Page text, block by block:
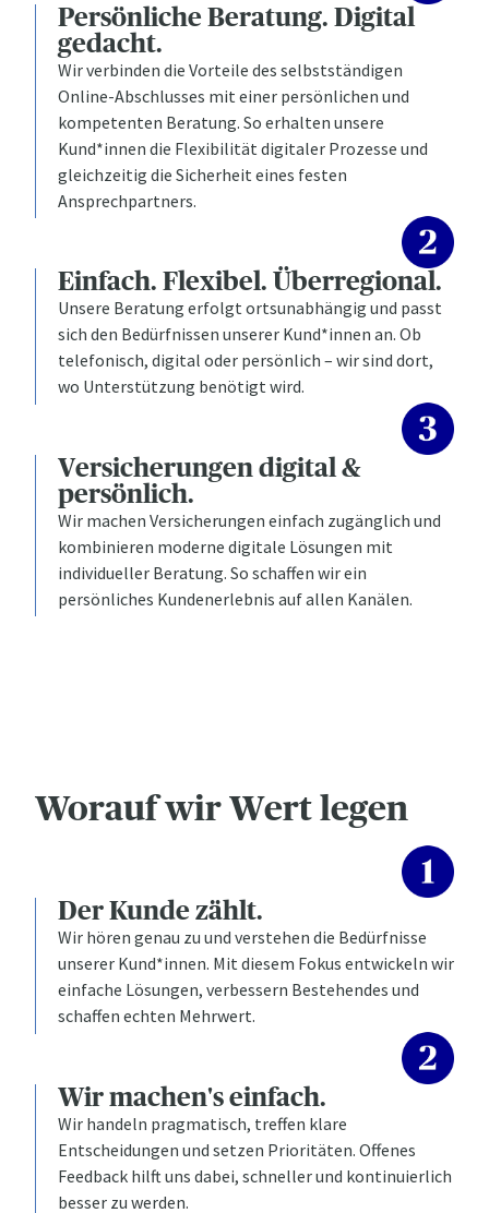
Persönliche Beratung. Digital
gedacht.
Wir verbinden die Vorteile des selbstständigen
Online-Abschlusses mit einer persönlichen und
kompetenten Beratung. So erhalten unsere
Kund*innen die Flexibilität digitaler Prozesse und
gleichzeitig die Sicherheit eines festen
Ansprechpartners.
Einfach. Flexibel. Überregional.
Unsere Beratung erfolgt ortsunabhängig und passt
sich den Bedürfnissen unserer Kund*innen an. Ob
telefonisch, digital oder persönlich – wir sind dort,
wo Unterstützung benötigt wird.
Versicherungen digital &
persönlich.
Wir machen Versicherungen einfach zugänglich und
kombinieren moderne digitale Lösungen mit
individueller Beratung. So schaffen wir ein
persönliches Kundenerlebnis auf allen Kanälen.
Worauf wir Wert legen
Der Kunde zählt.​
Wir hören genau zu und verstehen die Bedürfnisse
unserer Kund*innen. Mit diesem Fokus entwickeln wir
einfache Lösungen, verbessern Bestehendes und
schaffen echten Mehrwert.
Wir machen's einfach.
Wir handeln pragmatisch, treffen klare
Entscheidungen und setzen Prioritäten. Offenes
Feedback hilft uns dabei, schneller und kontinuierlich
besser zu werden.